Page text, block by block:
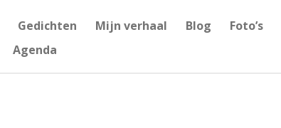
Gedichten Mijn verhaal Blog Foto’s
Agenda